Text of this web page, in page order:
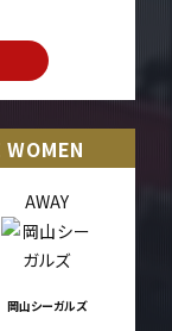
AWAY
岡山シーガルズ